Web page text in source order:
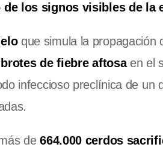
los signos visibles de la
que simula la propagación
de fiebre aftosaen el
infeccioso preclínica de un
de664.000 cerdos